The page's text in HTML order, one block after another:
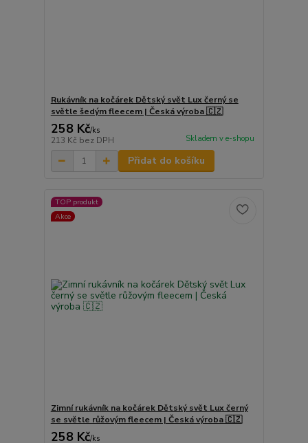
Rukávník na kočárek Dětský svět Lux černý se
světle šedým fleecem | Česká výroba 🇨🇿
258 Kč/ks
213 Kč bez DPH Skladem v e-shopu
Přidat do košíku
TOP produkt
Akce
Zimní rukávník na kočárek Dětský svět Lux černý
se světle růžovým fleecem | Česká výroba 🇨🇿
258 Kč/ks